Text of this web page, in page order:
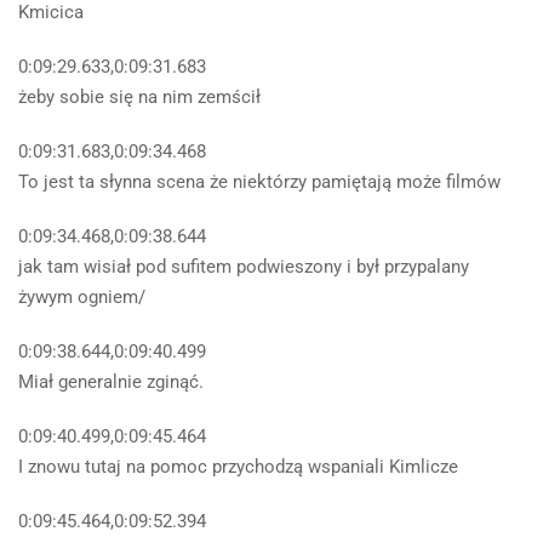
Kmicica
0:09:29.633,0:09:31.683
żeby sobie się na nim zemścił
0:09:31.683,0:09:34.468
To jest ta słynna scena że niektórzy pamiętają może filmów
0:09:34.468,0:09:38.644
jak tam wisiał pod sufitem podwieszony i był przypalany
żywym ogniem/
0:09:38.644,0:09:40.499
Miał generalnie zginąć.
0:09:40.499,0:09:45.464
I znowu tutaj na pomoc przychodzą wspaniali Kimlicze
0:09:45.464,0:09:52.394